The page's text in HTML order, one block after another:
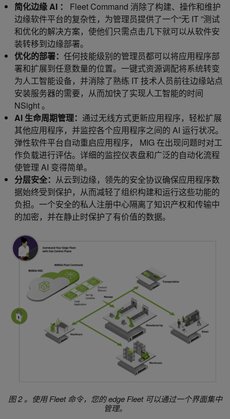
简化边缘 AI ：
Fleet Command 消除了构建、操作和维护
边缘软件平台的复杂性，为管理员提供了一个“无 IT ”测试
和优化的解决方案，使他们只需点击几下就可以从软件安
装转移到边缘部署。
优化的部署： 任何技能级别的管理员都可以将应用程序部
署和扩展到任意数量的位置。一键式资源调配将系统转变
为人工智能设备，并消除了熟练 IT 技术人员前往边缘站点
安装服务器的需要，从而加快了实现人工智能的时间
NSight 。
AI 生命周期管理： 通过无线方式更新应用程序，轻松扩展
其他应用程序，并监控各个应用程序之间的 AI 运行状况。
弹性软件平台自动重启应用程序， MIG 在出现问题时对工
作负载进行评估。详细的监控仪表盘和广泛的自动化流程
使管理 AI 变得简单。
分层安全： 从云到边缘，领先的安全协议确保应用程序数
据始终受到保护，从而减轻了组织构建和运行这些功能的
负担。一个安全的私人注册中心隔离了知识产权和传输中
的加密，并在静止时保护了有价值的数据。
图 2 。使用 Fleet 命令，您的 edge Fleet 可以通过一个界面集中
管理。